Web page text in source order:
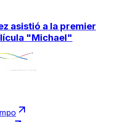
asistió a la premier
"Michael"